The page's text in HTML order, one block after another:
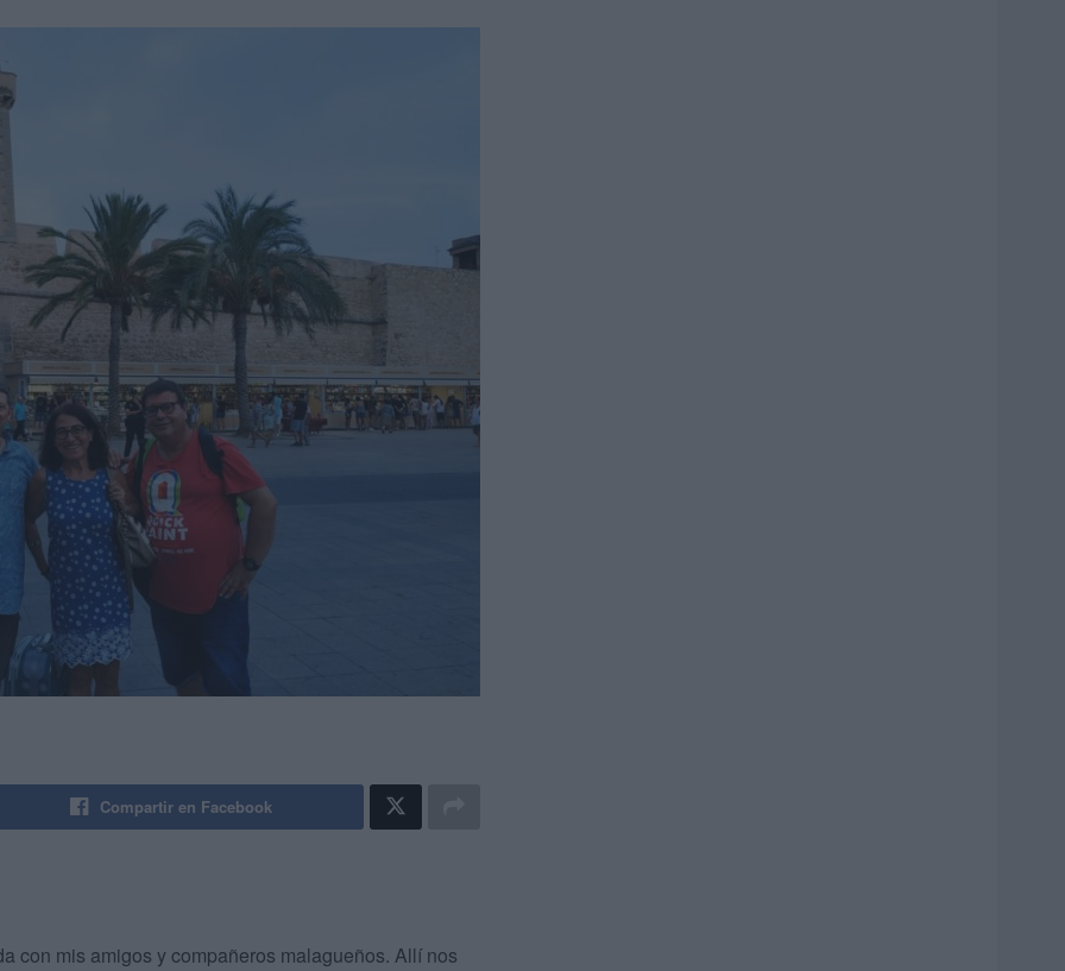
Compartir en Facebook
con mis amigos y compañeros malagueños. Allí nos